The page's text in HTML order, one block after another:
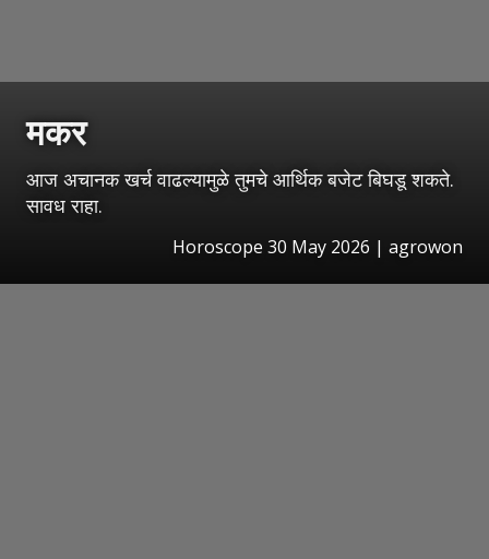
मकर
आज अचानक खर्च वाढल्यामुळे तुमचे आर्थिक बजेट बिघडू शकते.
सावध राहा.
Horoscope 30 May 2026 | agrowon